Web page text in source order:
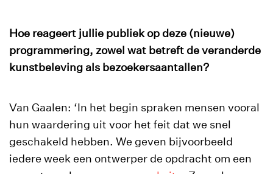
Hoe reageert jullie publiek op deze (nieuwe)
programmering, zowel wat betreft de veranderde
kunstbeleving als bezoekersaantallen?
Van Gaalen: ‘In het begin spraken mensen vooral
hun waardering uit voor het feit dat we snel
geschakeld hebben. We geven bijvoorbeeld
iedere week een ontwerper de opdracht om een